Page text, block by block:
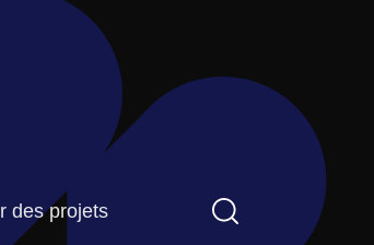
devez saisir un terme de